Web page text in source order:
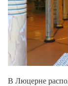
В Люцерне